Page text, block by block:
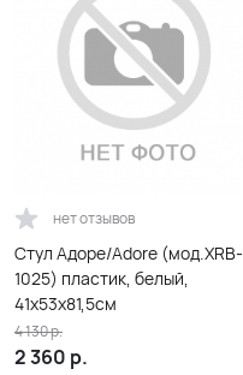
нет отзывов
Стул Адоре/Adore (мод.XRB-
1025) пластик, белый,
41х53х81,5см
2 360 р.
4 130р.